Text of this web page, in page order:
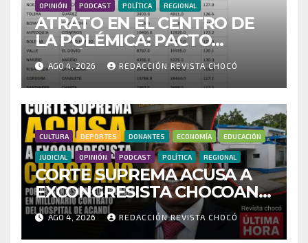
OPINIÓN PODCAST POLÍTICA REGIONAL
ATRATO EN EL CENTRO DE
LA POLÉMICA: PACTO
HISTÓRICO CUESTIONA
CENSO ELECTORAL Y PIDE
INVESTIGAR PRESUNTO
FRAUDE
AGO 4, 2026 REDACCIÓN REVISTA CHOCÓ
CULTURA DEPORTES DONANTES ECONOMÍA EDUCACIÓN
JUDICIAL OPINIÓN PODCAST POLÍTICA REGIONAL
CORTE SUPREMA ACUSA A
EXCONGRESISTA CHOCOANO
POR PRESUNTAS
IRREGULARIDADES EN
AGO 4, 2026 REDACCIÓN REVISTA CHOCÓ